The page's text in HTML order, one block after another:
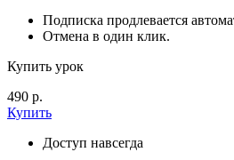
Подписка продлевается
Отмена в один клик.
Купить урок
490 р.
Купить
Доступ навсегда